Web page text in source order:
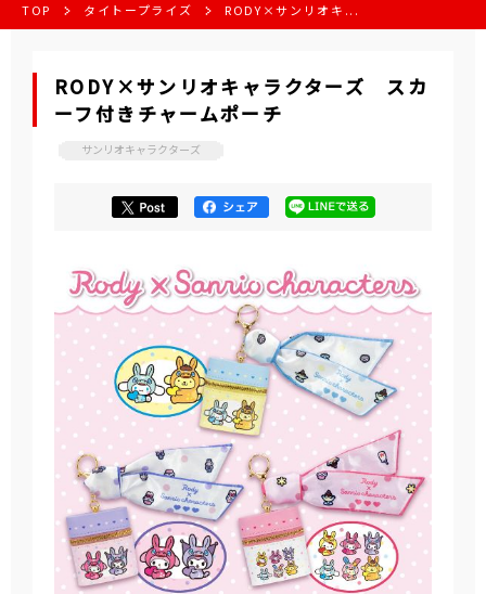
TOP タイトープライズ RODY×サンリオキ...
RODY×サンリオキャラクターズ スカ
ーフ付きチャームポーチ
サンリオキャラクターズ